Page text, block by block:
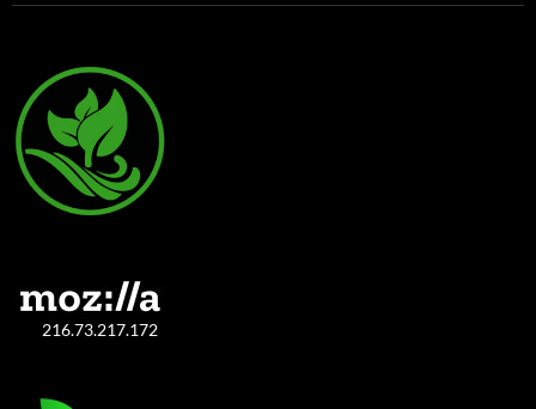
216.73.217.172